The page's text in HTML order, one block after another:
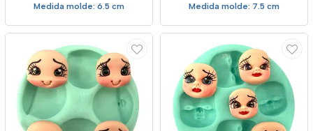
Medida molde: 6.5 cm Medida molde: 7.5 cm